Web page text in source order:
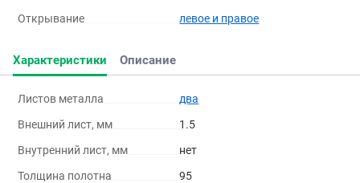
Открывание
левое и правое
Характеристики Описание
Листов металла
два
Внешний лист, мм
1.5
Внутренний лист, мм
нет
Толщина полотна
95